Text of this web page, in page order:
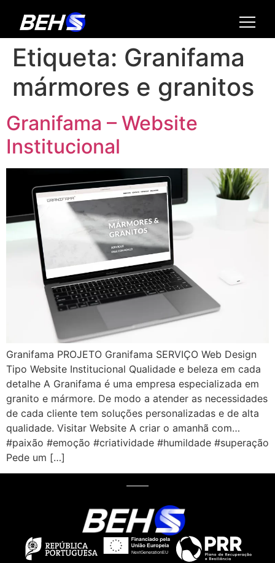
Etiqueta: Granifama
mármores e granitos
Granifama – Website
Institucional
Granifama PROJETO Granifama SERVIÇO Web Design
Tipo Website Institucional Qualidade e beleza em cada
detalhe A Granifama é uma empresa especializada em
granito e mármore. De modo a atender as necessidades
de cada cliente tem soluções personalizadas e de alta
qualidade. Visitar Website A criar o amanhã com…
#paixão #emoção #criatividade #humildade #superação
Pede um […]